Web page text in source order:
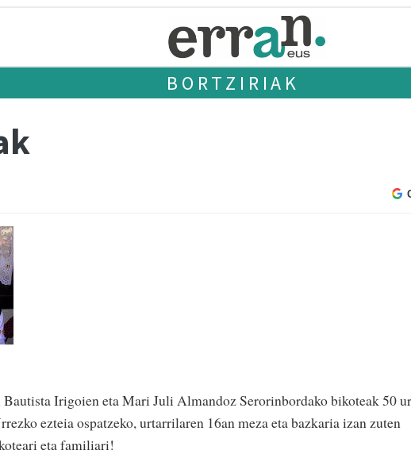
BORTZIRIAK
Bautista Irigoien eta Mari Juli Almandoz Serorinbordako bikoteak 50
ezteia ospatzeko, urtarrilaren 16an meza eta bazkaria izan zuten
eta familiari!